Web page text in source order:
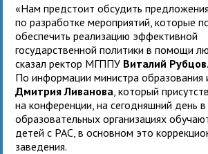
«Нам предстоит обсудить предложения
по разработке мероприятий, которые
обеспечить реализацию эффективной
государственной политики в помощи
сказал ректор МГППУ Виталий Рубцов.
По информации министра образования
Дмитрия Ливанова , который
на конференции, на сегодняшний день
образовательных организациях
детей с РАС, в основном это
заведения.